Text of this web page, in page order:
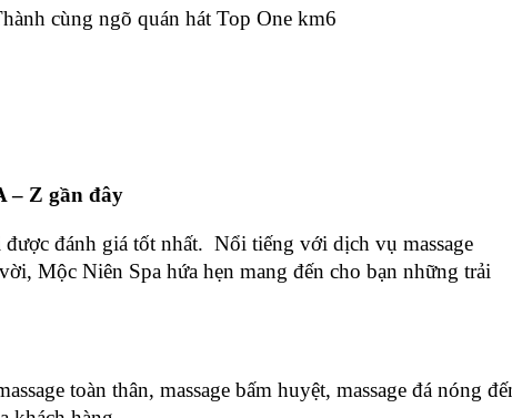
cùng ngõ quán hát Top One km6
– Z gần đây
đánh giá tốt nhất.  Nổi tiếng với dịch vụ massage
Mộc Niên Spa hứa hẹn mang đến cho bạn những trải
toàn thân, massage bấm huyệt, massage đá nóng